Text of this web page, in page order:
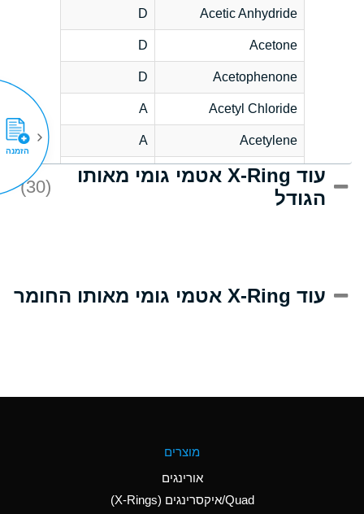
Acetic Anhydride
D
Acetone
D
Acetophenone
D
Acetyl Chloride
A
Acetylene
A
Acrlylonitrile
C
Adipic Acid
(Aqueous)
Aluminum Nitrate
(Aqueous)
עוד X-Ring אטמי גומי מאותו
הגודל
(30)
עוד X-Ring אטמי גומי מאותו החומר
מוצרים
אורינגים
Quad/איקסרינגים (X-Rings)
הזמנה